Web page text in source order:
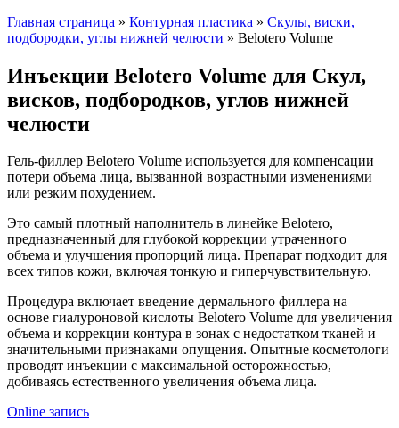
Главная страница » Контурная пластика » Скулы, виски,
подбородки, углы нижней челюсти » Belotero Volume
Инъекции Belotero Volume для Скул,
висков, подбородков, углов нижней
челюсти
Гель-филлер Belotero Volume используется для компенсации
потери объема лица, вызванной возрастными изменениями
или резким похудением.
Это самый плотный наполнитель в линейке Belotero,
предназначенный для глубокой коррекции утраченного
объема и улучшения пропорций лица. Препарат подходит для
всех типов кожи, включая тонкую и гиперчувствительную.
Процедура включает введение дермального филлера на
основе гиалуроновой кислоты Belotero Volume для увеличения
объема и коррекции контура в зонах с недостатком тканей и
значительными признаками опущения. Опытные косметологи
проводят инъекции с максимальной осторожностью,
добиваясь естественного увеличения объема лица.
Online запись